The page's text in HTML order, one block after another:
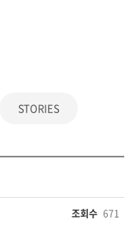
STORIES
조회수 671